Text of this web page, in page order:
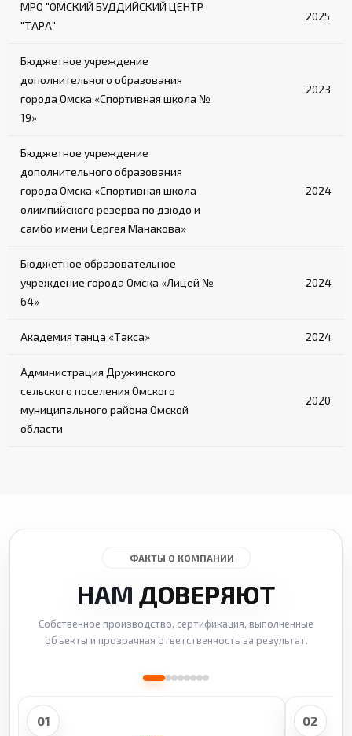
МРО "ОМСКИЙ БУДДИЙСКИЙ ЦЕНТР
"ТАРА"
2025
Бюджетное учреждение
дополнительного образования
города Омска «Спортивная школа №
19»
2023
Бюджетное учреждение
дополнительного образования
города Омска «Спортивная школа
олимпийского резерва по дзюдо и
самбо имени Сергея Манакова»
2024
Бюджетное образовательное
учреждение города Омска «Лицей №
64»
2024
Академия танца «Такса» 2024
Администрация Дружинского
сельского поселения Омского
муниципального района Омской
области
2020
ФАКТЫ О КОМПАНИИ
НАМ ДОВЕРЯЮТ
Собственное производство, сертификация, выполненные
объекты и прозрачная ответственность за результат.
01 02